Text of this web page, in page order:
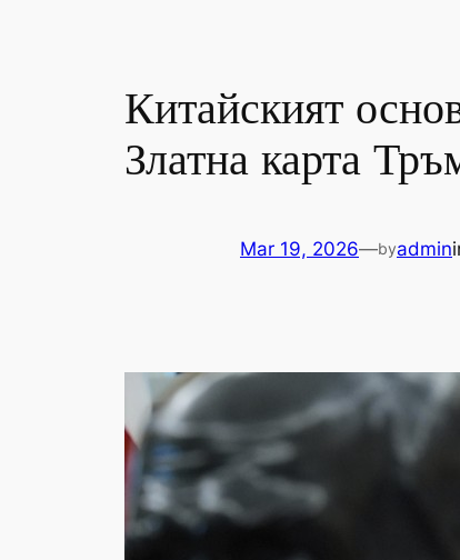
Китайският
Златна карта
Mar 19, 2026—byadmin